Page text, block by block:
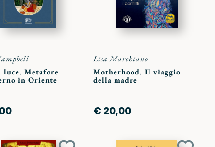
Metafore
in Oriente
Lisa Marchiano
Motherhood. Il viaggio
della madre
€ 20,00